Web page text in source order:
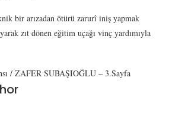
bir arızadan ötürü zarurî iniş yapmak
zıt dönen eğitim uçağı vinç yardımıyla
/ ZAFER SUBAŞIOĞLU – 3.Sayfa